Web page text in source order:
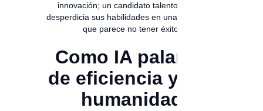
innovación; un candidato talentoso, que
desperdicia sus habilidades en una búsqueda
que parece no tener éxito.
Como IA palanca
de eficiencia y a la
humanidad